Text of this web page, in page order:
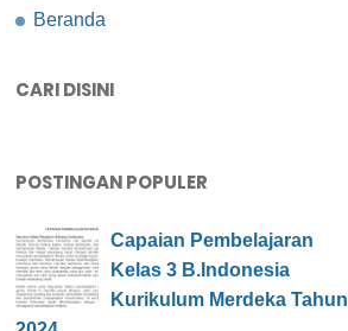
Beranda
CARI DISINI
POSTINGAN POPULER
Capaian Pembelajaran
Kelas 3 B.Indonesia
Kurikulum Merdeka Tahun